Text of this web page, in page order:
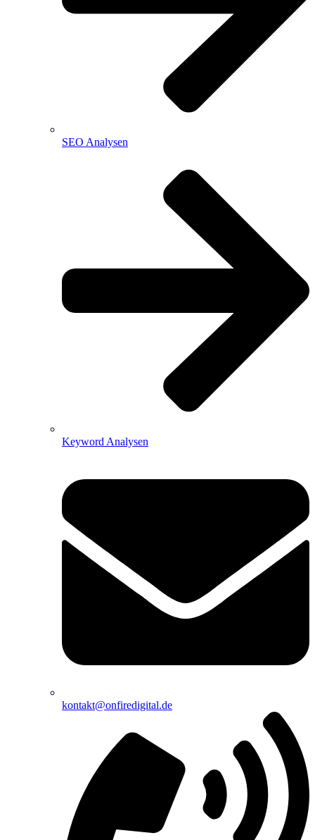
SEO Analysen
Keyword Analysen
kontakt@onfiredigital.de